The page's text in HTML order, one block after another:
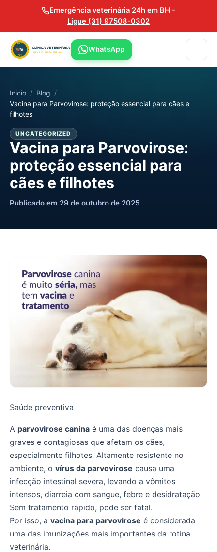
Emergência veterinária 24h em BH -
Ligue (31) 97508-0302
WhatsApp
Inicio / Blog /
Vacina para Parvovirose: proteção essencial para cães e
filhotes
UNCATEGORIZED
Vacina para Parvovirose:
proteção essencial para
cães e filhotes
Publicado em 29 de outubro de 2025
Saúde preventiva
A parvovirose canina é uma das doenças mais
graves e contagiosas que afetam os cães,
especialmente filhotes. Altamente resistente no
ambiente, o vírus da parvovirose causa uma
infecção intestinal severa, levando a vômitos
intensos, diarreia com sangue, febre e desidratação.
Sem tratamento rápido, pode ser fatal.
Por isso, a vacina para parvovirose é considerada
uma das imunizações mais importantes da rotina
veterinária.